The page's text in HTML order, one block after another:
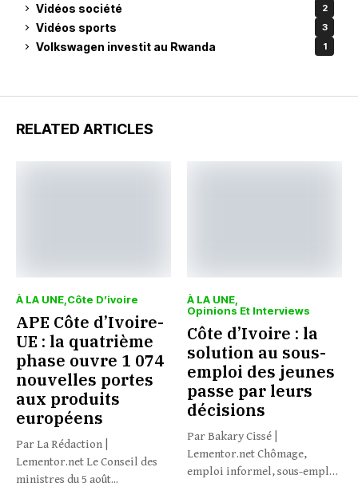
Vidéos société 2
Vidéos sports 3
Volkswagen investit au Rwanda 1
RELATED ARTICLES
À LA UNE Côte D’ivoire
APE Côte d’Ivoire-
UE : la quatrième
phase ouvre 1 074
nouvelles portes
aux produits
européens
Par La Rédaction |
Lementor.net Le Conseil des
ministres du 5 août...
À LA UNE
Opinions Et Interviews
Côte d’Ivoire : la
solution au sous-
emploi des jeunes
passe par leurs
décisions
Par Bakary Cissé |
Lementor.net Chômage,
emploi informel, sous-emploi